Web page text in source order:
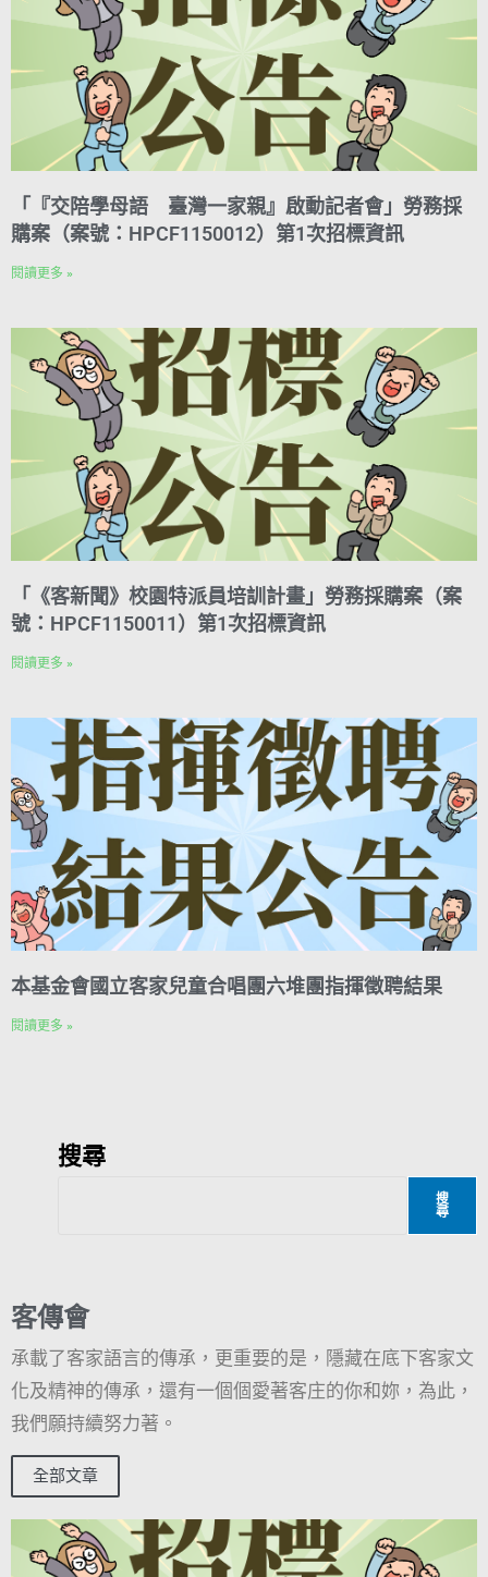
「『交陪學母語 臺灣一家親』啟動記者會」勞務採
購案（案號：HPCF1150012）第1次招標資訊
閱讀更多 »
「《客新聞》校園特派員培訓計畫」勞務採購案（案
號：HPCF1150011）第1次招標資訊
閱讀更多 »
本基金會國立客家兒童合唱團六堆團指揮徵聘結果
閱讀更多 »
搜尋
搜
尋
客傳會
承載了客家語言的傳承，更重要的是，隱藏在底下客家文
化及精神的傳承，還有一個個愛著客庄的你和妳，為此，
我們願持續努力著。
全部文章